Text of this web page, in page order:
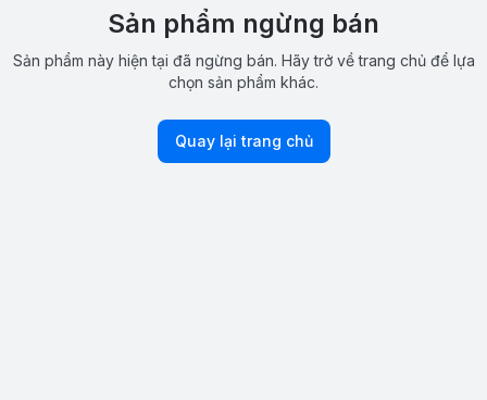
Sản phẩm ngừng bán
Sản phẩm này hiện tại đã ngừng bán. Hãy trở về trang chủ để lựa
chọn sản phẩm khác.
Quay lại trang chủ